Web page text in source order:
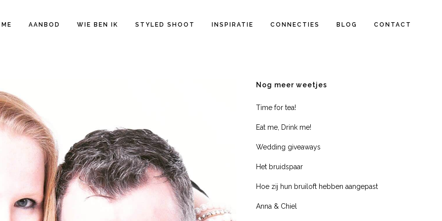
AANBOD WIE BEN IK STYLED SHOOT INSPIRATIE CONNECTIES BLOG CONTACT
Nog meer weetjes
Time for tea!
Eat me, Drink me!
Wedding giveaways
Het bruidspaar
Hoe zij hun bruiloft hebben aangepast
Anna & Chiel